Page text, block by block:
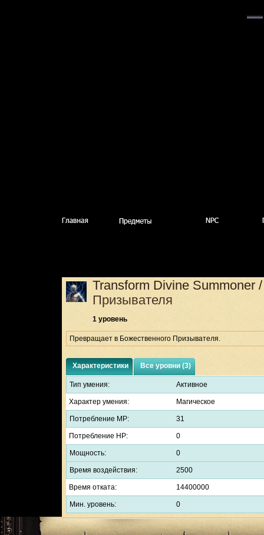
Transform Divine Summoner
Призывателя
1 уровень
Превращает в Божественного Призывателя.
Характеристики Все уровни (3)
Тип умения: Активное
Характер умения: Магическое
Потребление MP: 31
Потребление HP: 0
Мощность: 0
Время воздействия: 2500
Время отката: 14400000
Мин. уровень: 0